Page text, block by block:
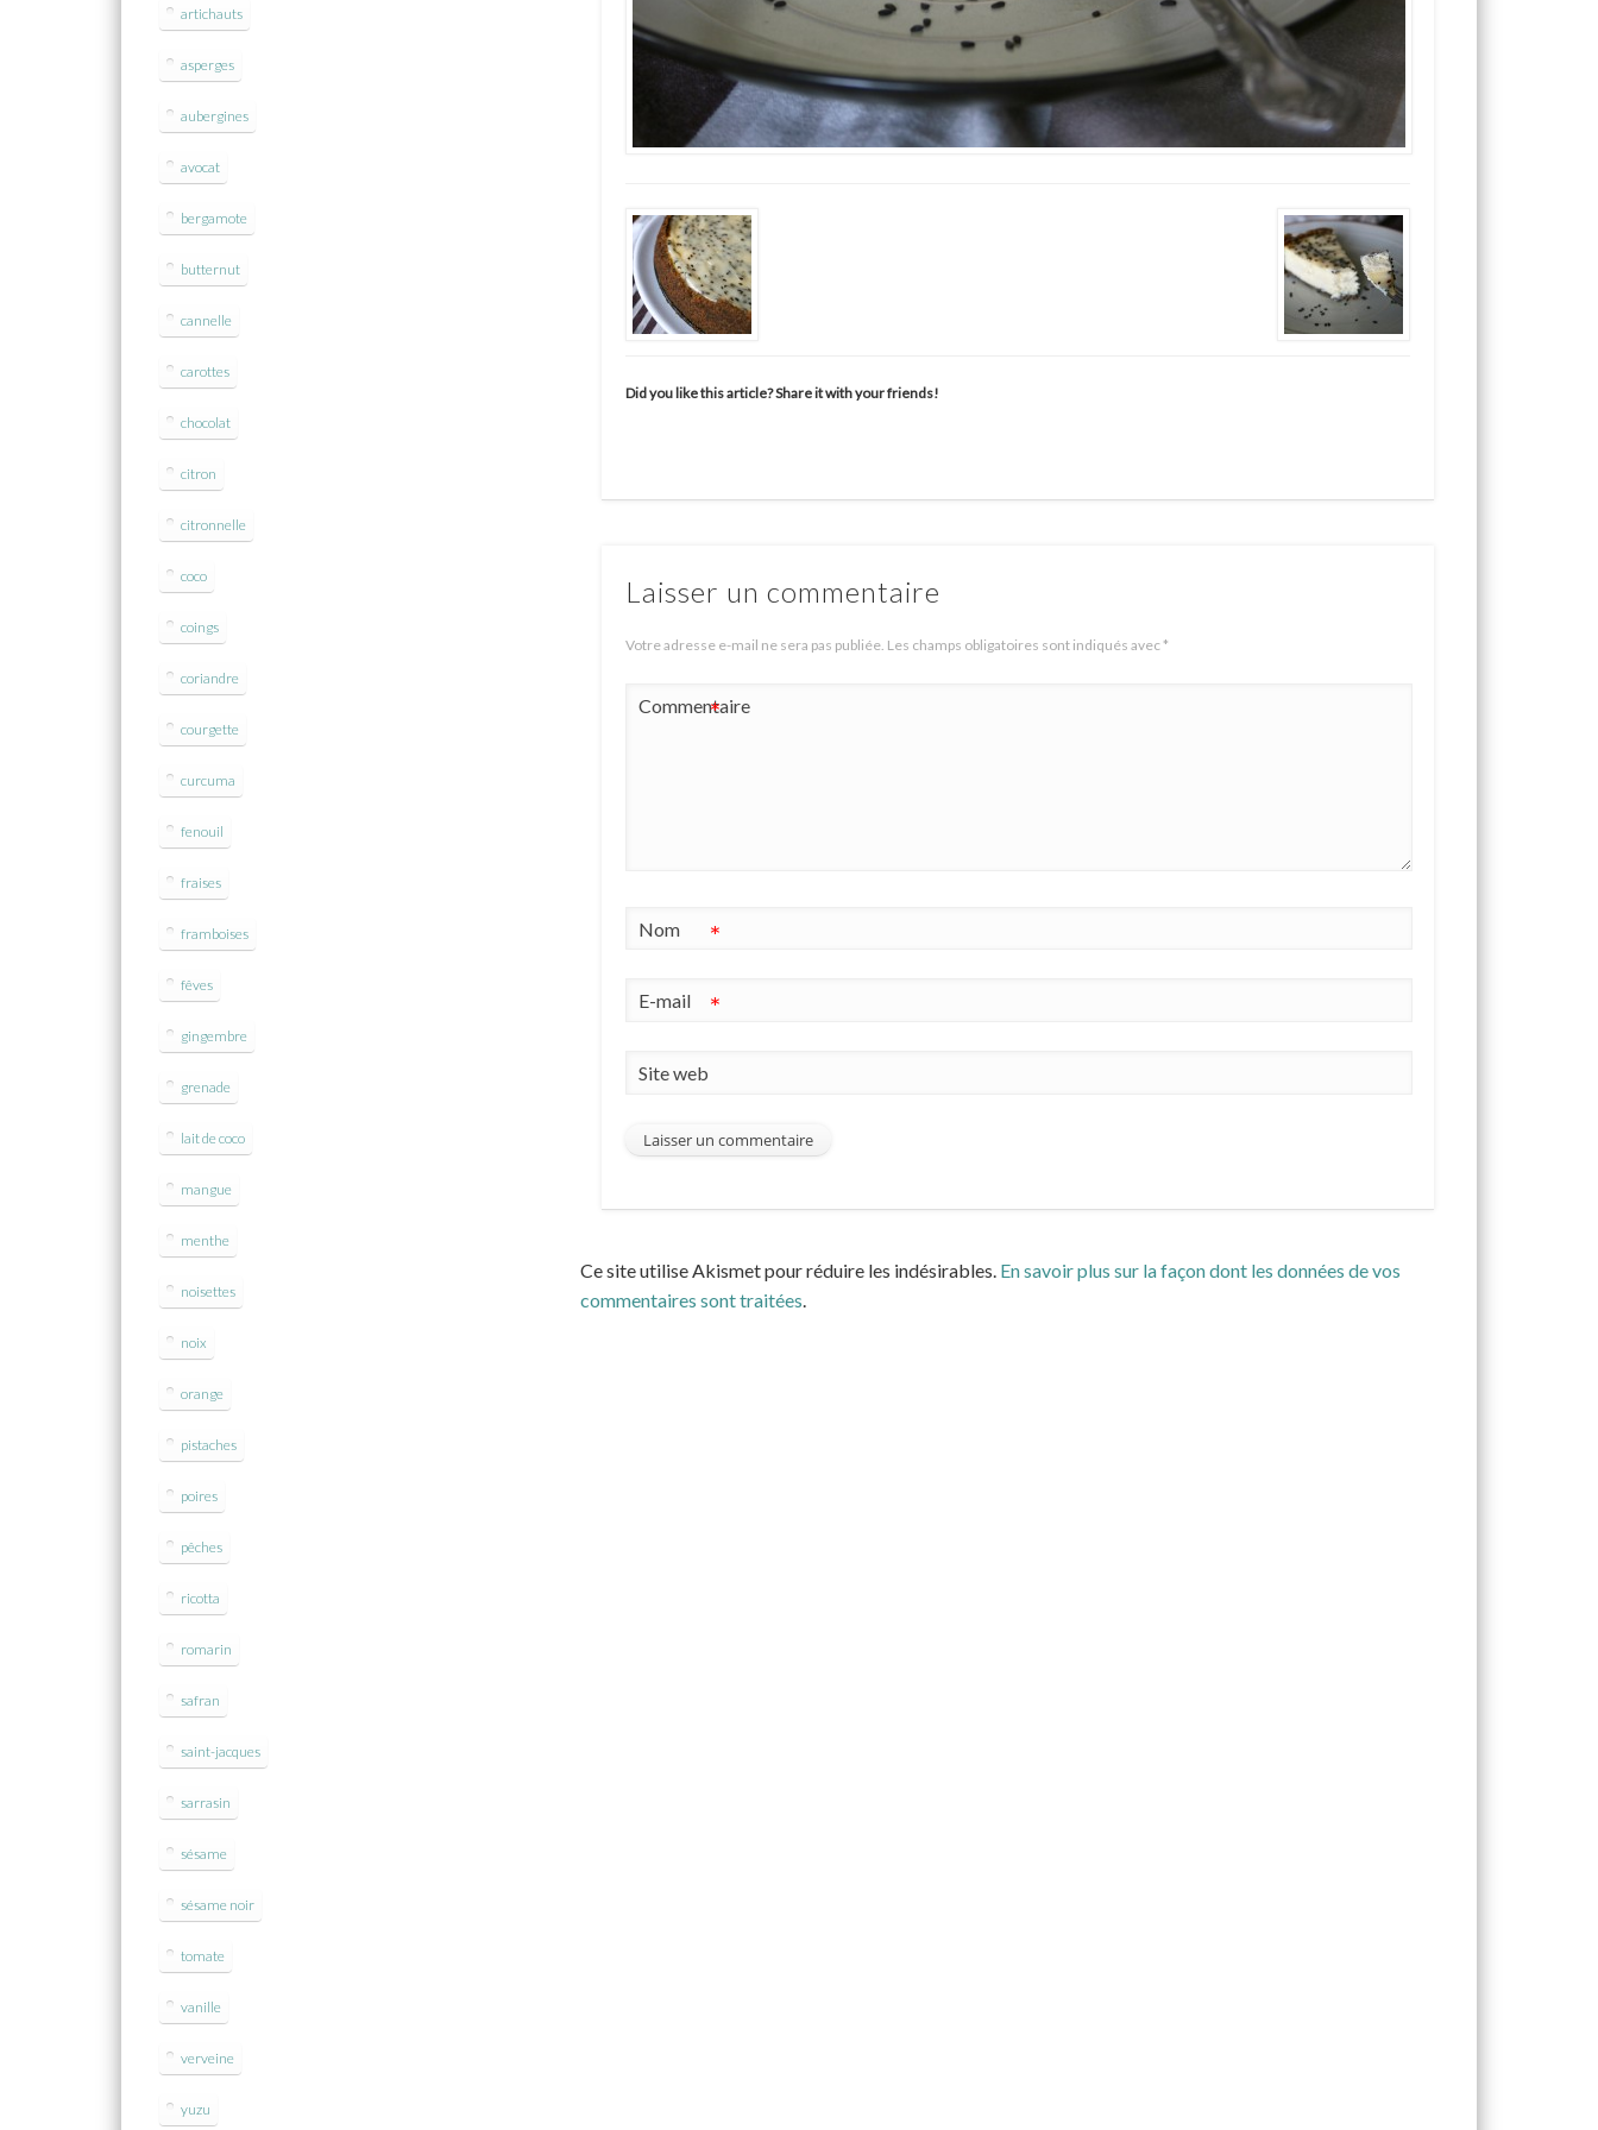
Did you like this article? Share it with your friends!
Laisser un commentaire
Votre adresse e-mail ne sera pas publiée. Les champs obligatoires sont indiqués avec*
Commentaire
*
Nom *
E-mail *
Site web
Ce site utilise Akismet pour réduire les indésirables. En savoir plus sur la façon dont les données de vos
commentaires sont traitées
artichauts
asperges
aubergines
avocat
bergamote
butternut
cannelle
carottes
chocolat
citron
citronnelle
coco
coings
coriandre
courgette
curcuma
fenouil
fraises
framboises
fêves
gingembre
grenade
lait de coco
mangue
menthe
noisettes
noix
orange
pistaches
poires
pêches
ricotta
romarin
safran
saint-jacques
sarrasin
sésame
sésame noir
tomate
vanille
verveine
yuzu